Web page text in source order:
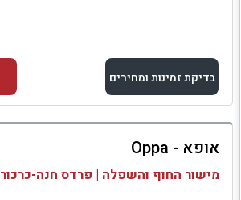
בדיקת זמינות ומחירים
למתחם זה
בדיקת זמינות ומחירים
אופא - Oppa
מישור החוף והשפלה | פרדס חנה-כרכור